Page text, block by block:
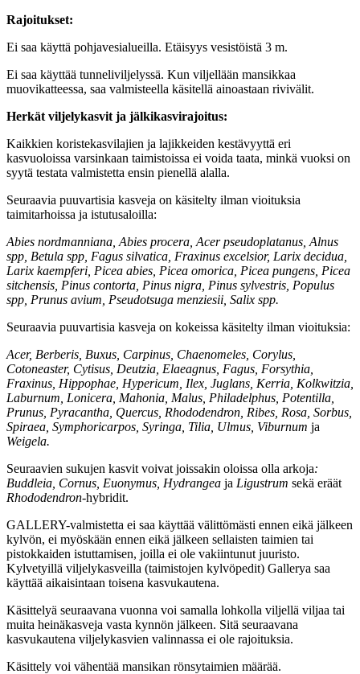
Rajoitukset:
Ei saa käyttä pohjavesialueilla. Etäisyys vesistöistä 3 m.
Ei saa käyttää tunneliviljelyssä. Kun viljellään mansikkaa
muovikatteessa, saa valmisteella käsitellä ainoastaan rivivälit.
Herkät viljelykasvit ja jälkikasvirajoitus:
Kaikkien koristekasvilajien ja lajikkeiden kestävyyttä eri
kasvuoloissa varsinkaan taimistoissa ei voida taata, minkä vuoksi on
syytä testata valmistetta ensin pienellä alalla.
Seuraavia puuvartisia kasveja on käsitelty ilman vioituksia
taimitarhoissa ja istutusaloilla:
Abies nordmanniana, Abies procera, Acer pseudoplatanus, Alnus
spp, Betula spp, Fagus silvatica, Fraxinus excelsior, Larix decidua,
Larix kaempferi, Picea abies, Picea omorica, Picea pungens, Picea
sitchensis, Pinus contorta, Pinus nigra, Pinus sylvestris, Populus
spp, Prunus avium, Pseudotsuga menziesii, Salix spp.
Seuraavia puuvartisia kasveja on kokeissa käsitelty ilman vioituksia:
Acer, Berberis, Buxus, Carpinus, Chaenomeles, Corylus,
Cotoneaster, Cytisus, Deutzia, Elaeagnus, Fagus, Forsythia,
Fraxinus, Hippophae, Hypericum, Ilex, Juglans, Kerria, Kolkwitzia,
Laburnum, Lonicera, Mahonia, Malus, Philadelphus, Potentilla,
Prunus, Pyracantha, Quercus, Rhododendron, Ribes, Rosa, Sorbus,
Spiraea, Symphoricarpos, Syringa, Tilia, Ulmus, Viburnum ja
Weigela.
Seuraavien sukujen kasvit voivat joissakin oloissa olla arkoja:
Buddleia, Cornus, Euonymus, Hydrangea ja Ligustrum sekä eräät
Rhododendron-hybridit.
GALLERY-valmistetta ei saa käyttää välittömästi ennen eikä jälkeen
kylvön, ei myöskään ennen eikä jälkeen sellaisten taimien tai
pistokkaiden istuttamisen, joilla ei ole vakiintunut juuristo.
Kylvetyillä viljelykasveilla (taimistojen kylvöpedit) Gallerya saa
käyttää aikaisintaan toisena kasvukautena.
Käsittelyä seuraavana vuonna voi samalla lohkolla viljellä viljaa tai
muita heinäkasveja vasta kynnön jälkeen. Sitä seuraavana
kasvukautena viljelykasvien valinnassa ei ole rajoituksia.
Käsittely voi vähentää mansikan rönsytaimien määrää.